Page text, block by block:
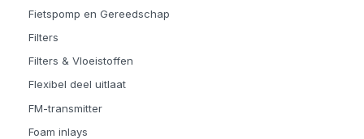
Fietspomp en Gereedschap
Filters
Filters & Vloeistoffen
Flexibel deel uitlaat
FM-transmitter
Foam inlays